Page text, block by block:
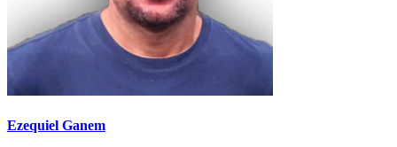
Ezequiel Ganem